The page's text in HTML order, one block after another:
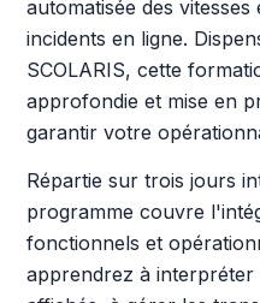
automatisée des
incidents en ligne.
SCOLARIS, cette
approfondie et mise en
garantir votre
Répartie sur trois jours
programme couvre
fonctionnels et
apprendrez à